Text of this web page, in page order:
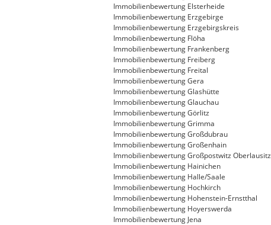
Immobilienbewertung Elsterheide
Immobilienbewertung Erzgebirge
Immobilienbewertung Erzgebirgskreis
Immobilienbewertung Flöha
Immobilienbewertung Frankenberg
Immobilienbewertung Freiberg
Immobilienbewertung Freital
Immobilienbewertung Gera
Immobilienbewertung Glashütte
Immobilienbewertung Glauchau
Immobilienbewertung Görlitz
Immobilienbewertung Grimma
Immobilienbewertung Großdubrau
Immobilienbewertung Großenhain
Immobilienbewertung Großpostwitz Oberlausitz
Immobilienbewertung Hainichen
Immobilienbewertung Halle/Saale
Immobilienbewertung Hochkirch
Immobilienbewertung Hohenstein-Ernstthal
Immobilienbewertung Hoyerswerda
Immobilienbewertung Jena